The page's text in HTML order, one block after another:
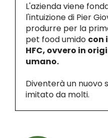
L'azienda viene
l'intuizione di Pier
produrre per la
pet food umido con
HFC, ovvero in
umano.
Diventerà un nuovo
imitato da molti.